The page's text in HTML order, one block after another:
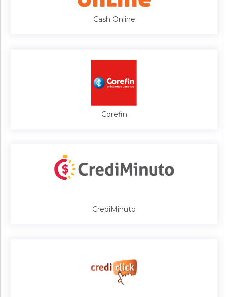
Cash Online
Corefin
CrediMinuto